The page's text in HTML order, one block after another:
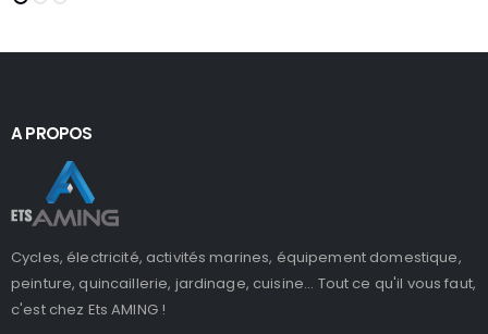
A PROPOS
Cycles, électricité, activités marines, équipement domestique,
peinture, quincaillerie, jardinage, cuisine... Tout ce qu'il vous faut,
c'est chez Ets AMING !